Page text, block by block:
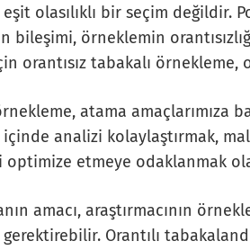
olasılıklı bir seçim
bileşimi, örneklemin
orantısız tabakalı
atama amaçlarımıza
analizi kolaylaştırmak,
optimize etmeye odaklanmak
amacı, araştırmacının
gerektirebilir. Orantılı